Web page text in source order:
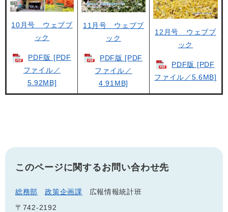
10月号 ウェブブ
ック
PDF版 [PDF
ファイル／
5.92MB]
11月号 ウェブブ
ック
PDF版 [PDF
ファイル／
4.91MB]
12月号 ウェブブ
ック
PDF版 [PDF
ファイル／5.6MB]
このページに関するお問い合わせ先
総務部 政策企画課
広報情報統計班
〒742-2192